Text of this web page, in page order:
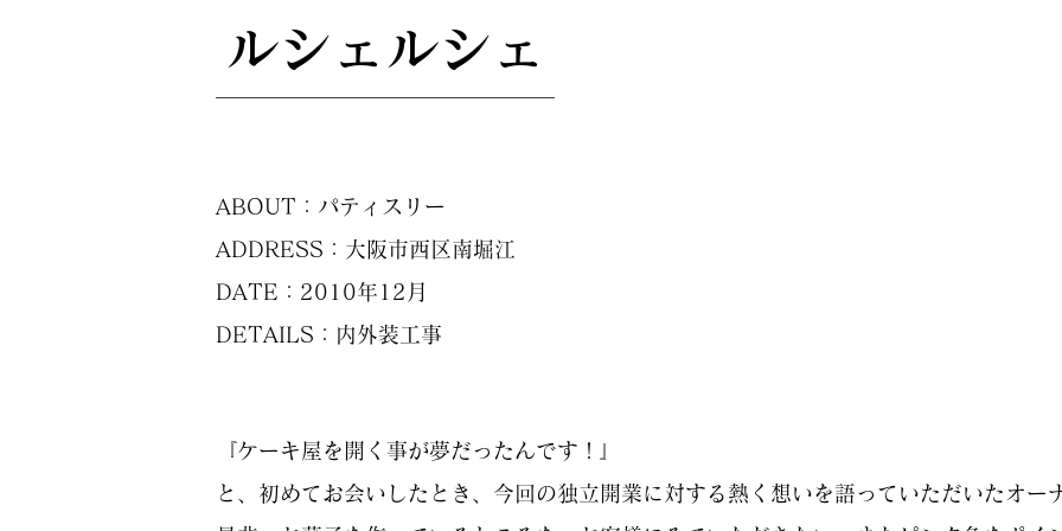
ルシェルシェ
ABOUT：パティスリー
ADDRESS：大阪市西区南堀江
DATE：2010年12月
DETAILS：内外装工事
『ケーキ屋を開く事が夢だったんです！』
と、初めてお会いしたとき、今回の独立開業に対する熱く想いを語っていただいたオー